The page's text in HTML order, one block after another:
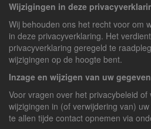
Wijzigingen in deze
Wij behouden ons het recht voor om
in deze privacyverklaring. Het
privacyverklaring geregeld te
wijzigingen op de hoogte bent.
Inzage en wijzigen van uw
Voor vragen over het privacybeleid
wijzigingen in (of verwijdering van)
te allen tijde contact opnemen via